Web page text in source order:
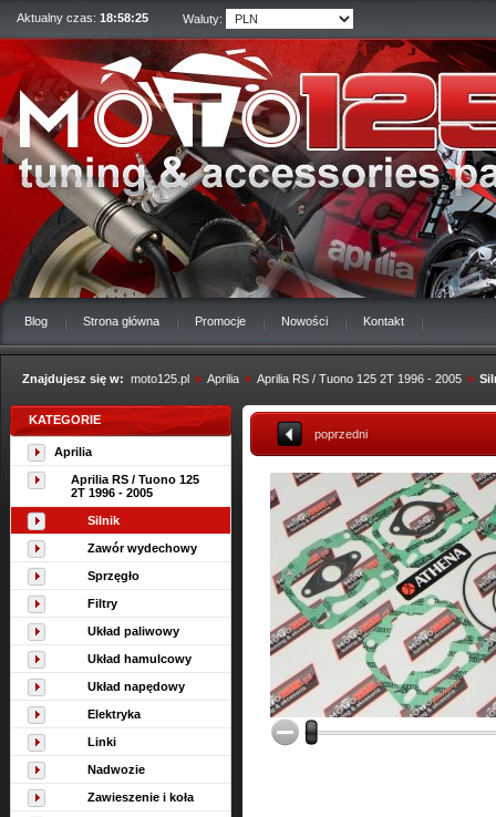
Aktualny czas: 18:58:26 Waluty:
Blog Strona główna Promocje Nowości Kontakt
Znajdujesz się w: moto125.pl » Aprilia » Aprilia RS / Tuono 125 2T 1996 - 2005 »
KATEGORIE
Aprilia
Aprilia RS / Tuono 125
2T 1996 - 2005
Silnik
Zawór wydechowy
Sprzęgło
Filtry
Układ paliwowy
Układ hamulcowy
Układ napędowy
Elektryka
Linki
Nadwozie
Zawieszenie i koła
poprzedni